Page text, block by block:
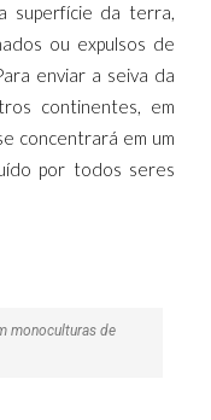
superfície da terra,
ou expulsos de
enviar a seiva da
continentes, em
concentrará em um
por todos seres
monoculturas de